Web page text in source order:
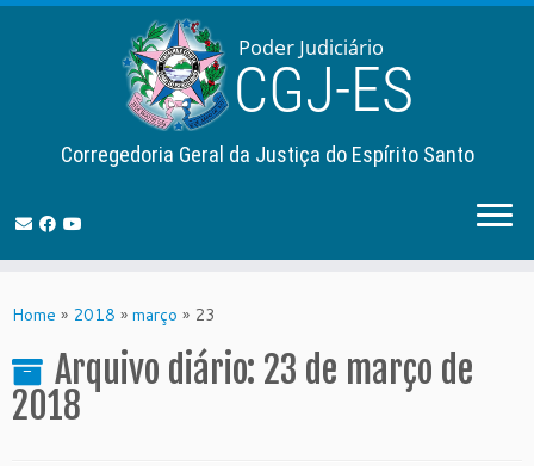
to
Corregedoria Geral da Justiça do Espírito Santo
Home » 2018 » março » 23
Arquivo diário: 23 de março de
2018